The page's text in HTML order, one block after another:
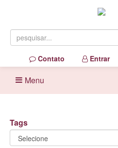
Contato Entrar
Menu
Tags